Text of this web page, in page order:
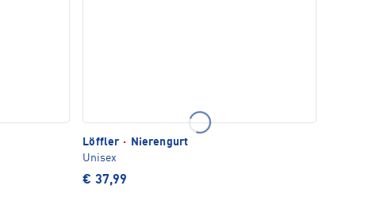
Löffler ·
Nierengurt
Unisex
€ 37,99